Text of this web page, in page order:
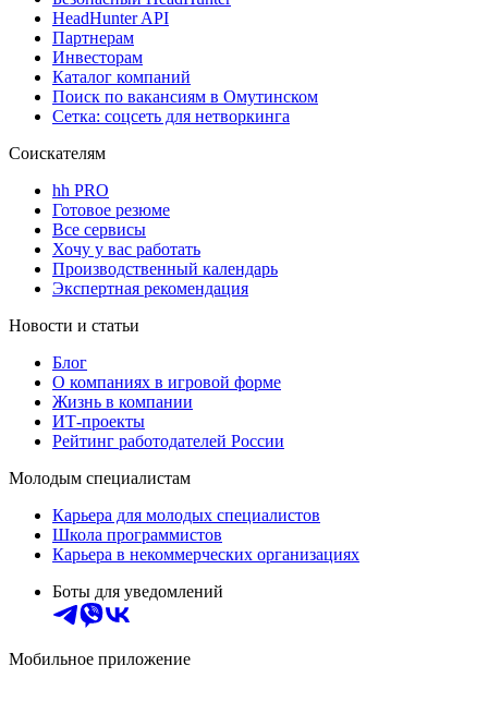
HeadHunter API
Партнерам
Инвесторам
Каталог компаний
Поиск по вакансиям в Омутинском
Сетка: соцсеть для нетворкинга
Соискателям
hh PRO
Готовое резюме
Все сервисы
Хочу у вас работать
Производственный календарь
Экспертная рекомендация
Новости и статьи
Блог
О компаниях в игровой форме
Жизнь в компании
ИТ-проекты
Рейтинг работодателей России
Молодым специалистам
Карьера для молодых специалистов
Школа программистов
Карьера в некоммерческих организациях
Боты для уведомлений
Мобильное приложение